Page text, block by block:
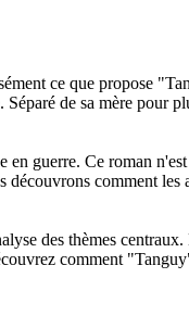
ce que propose
de sa mère pour
guerre. Ce roman
comment les
des thèmes
comment